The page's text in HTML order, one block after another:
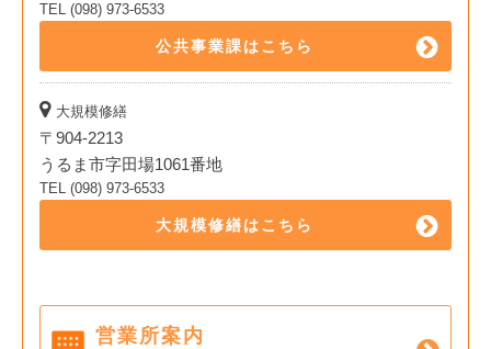
TEL (098) 973-6533
公共事業課はこちら
大規模修繕
〒904-2213
うるま市字田場1061番地
TEL (098) 973-6533
大規模修繕はこちら
営業所案内